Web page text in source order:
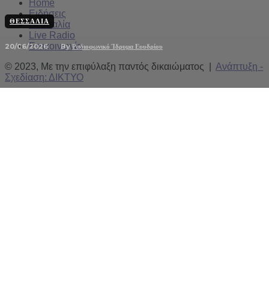
ΘΕΣΣΑΛΊΑ
20/06/2026 By Ραδιοφωνικό Ίδρυμα Ευυδρίου
Home
Ειδήσεις
Θεσσαλία
Live Radio
Επικοινωνία
© 2023, Με την επιφύλαξη παντός δικαιώματος | Ανάπτυξη -
Σχεδίαση: ΔΙΚΤΥΟ